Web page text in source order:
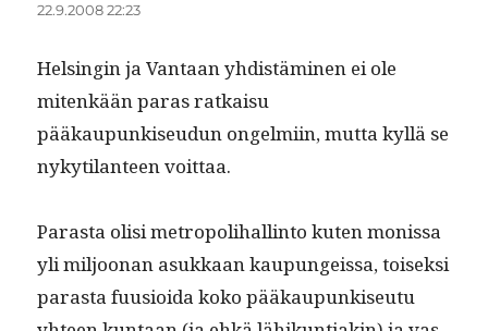
22.9.2008 22:23
Helsin­gin ja Van­taan yhdis­tämi­nen ei ole
mitenkään paras ratkaisu
pääkaupunkiseudun ongelmi­in, mut­ta kyl­lä se
nykyti­lanteen voittaa.
Paras­ta olisi metropoli­hallinto kuten monis­sa
yli miljoo­nan asukkaan kaupungeis­sa, toisek­si
paras­ta fuu­sioi­da koko pääkaupunkiseu­tu